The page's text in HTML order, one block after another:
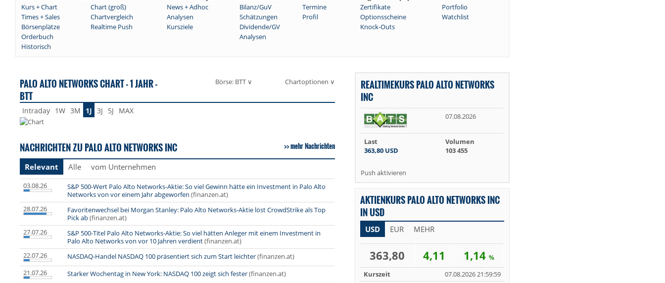
Kurs + Chart
Chart (groß) News + Adhoc Bilanz/GuV Termine Zertifikate
Portfolio
Times + Sales
Chartvergleich Analysen Schätzungen Profil Optionsscheine
Watchlist
Börsenplätze
Realtime Push Kursziele Dividende/GV
Knock-Outs
Orderbuch
Analysen
Historisch
PALO ALTO NETWORKS CHART - 1 JAHR -
BTT
Börse: BTT ∨ Chartoptionen ∨
Intraday 1W 3M 1J 3J 5J MAX
NACHRICHTEN ZU PALO ALTO NETWORKS INC mehr Nachrichten
Relevant Alle vom Unternehmen
03.08.26
S&P 500-Wert Palo Alto Networks-Aktie: So viel Gewinn hätte ein Investment in Palo Alto
Networks von vor einem Jahr abgeworfen (finanzen.at)
28.07.26
Favoritenwechsel bei Morgan Stanley: Palo Alto Networks-Aktie löst CrowdStrike als Top
Pick ab(finanzen.at)
27.07.26
S&P 500-Titel Palo Alto Networks-Aktie: So viel hätten Anleger mit einem Investment in
Palo Alto Networks von vor 10 Jahren verdient(finanzen.at)
22.07.26
NASDAQ-Handel NASDAQ 100 präsentiert sich zum Start leichter(finanzen.at)
21.07.26
Starker Wochentag in New York: NASDAQ 100 zeigt sich fester(finanzen.at)
REALTIMEKURS PALO ALTO NETWORKS
INC
07.08.2026
Last
363,80 USD
Volumen
103 455
Push aktivieren
AKTIENKURS PALO ALTO NETWORKS INC
IN USD
USD EUR MEHR
363,80 4,11 1,14 %
Kurszeit
07.08.2026 21:59:59